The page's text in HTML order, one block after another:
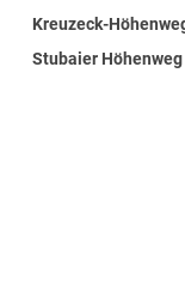
Kreuzeck-
Stubaier Höhenweg